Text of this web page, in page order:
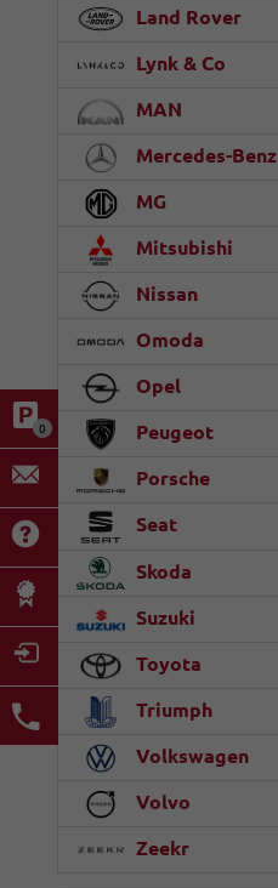
0
Land Rover
Lynk & Co
MAN
Mercedes-Benz
MG
Mitsubishi
Nissan
Omoda
Opel
Peugeot
Porsche
Seat
Skoda
Suzuki
Toyota
Triumph
Volkswagen
Volvo
Zeekr